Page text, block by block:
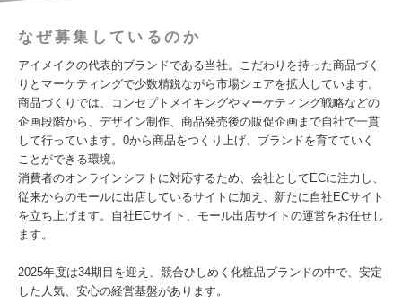
なぜ募集しているのか
アイメイクの代表的ブランドである当社。こだわりを持った商品づく
りとマーケティングで少数精鋭ながら市場シェアを拡大しています。
商品づくりでは、コンセプトメイキングやマーケティング戦略などの
企画段階から、デザイン制作、商品発売後の販促企画まで自社で一貫
して行っています。0から商品をつくり上げ、ブランドを育てていく
ことができる環境。
消費者のオンラインシフトに対応するため、会社としてECに注力し、
従来からのモールに出店しているサイトに加え、新たに自社ECサイト
を立ち上げます。自社ECサイト、モール出店サイトの運営をお任せし
ます。
2025年度は34期目を迎え、競合ひしめく化粧品ブランドの中で、安定
した人気、安心の経営基盤があります。